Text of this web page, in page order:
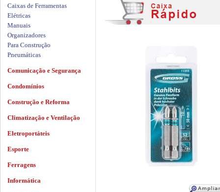
Caixas de Ferramentas
Elétricas
Manuais
Organizadores
Para Construção
Pneumáticas
Comunicação e Segurança
Condomínios
Construção e Reforma
Climatização e Ventilação
Eletroportáteis
Esporte
Ferragens
Informática